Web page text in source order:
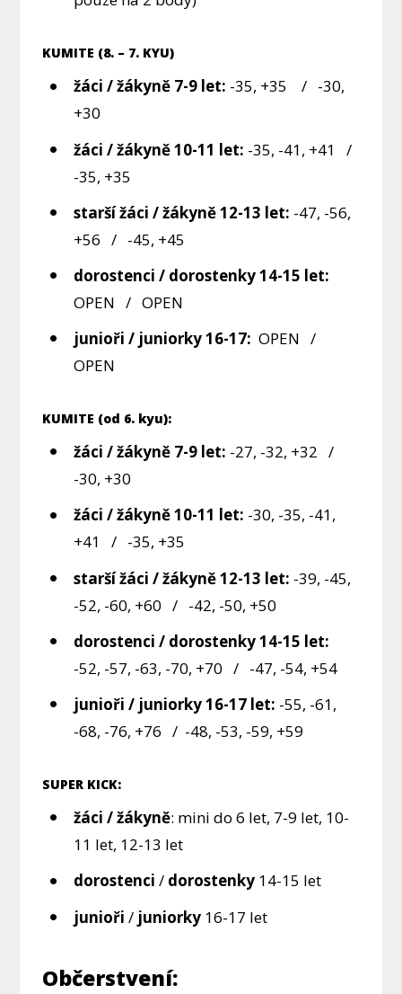
KUMITE (8. – 7. KYU)
žáci / žákyně 7-9 let: -35, +35 / -30,
+30
žáci / žákyně 10-11 let: -35, -41, +41 /
-35, +35
starší žáci / žákyně 12-13 let: -47, -56,
+56 / -45, +45
dorostenci / dorostenky 14-15 let:
OPEN / OPEN
junioři / juniorky 16-17: OPEN /
OPEN
KUMITE (od 6. kyu):
žáci / žákyně 7-9 let: -27, -32, +32 /
-30, +30
žáci / žákyně 10-11 let: -30, -35, -41,
+41 / -35, +35
starší žáci / žákyně 12-13 let: -39, -45,
-52, -60, +60 / -42, -50, +50
dorostenci / dorostenky 14-15 let:
-52, -57, -63, -70, +70 / -47, -54, +54
junioři / juniorky 16-17 let: -55, -61,
-68, -76, +76 / -48, -53, -59, +59
SUPER KICK:
žáci / žákyně: mini do 6 let, 7-9 let, 10-
11 let, 12-13 let
dorostenci / dorostenky 14-15 let
junioři / juniorky 16-17 let
Občerstvení: